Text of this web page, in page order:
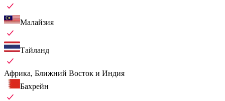
Малайзия
Тайланд
Африка, Ближний Восток и Индия
Бахрейн